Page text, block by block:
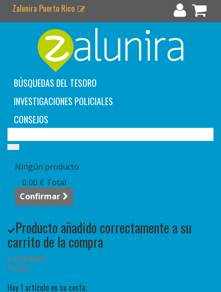
Zalunira Puerto Rico
BÚSQUEDAS DEL TESORO
INVESTIGACIONES POLICIALES
CONSEJOS
Ningún producto
0,00 € Total
Confirmar
Producto añadido correctamente a su
carrito de la compra
Cantidad
Total
Hay 1 artículo en su cesta.